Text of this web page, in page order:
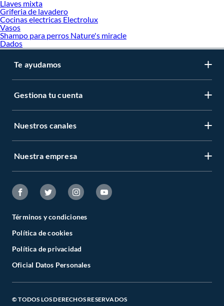
Llaves mixta
Griferia de lavadero
Cocinas electricas Electrolux
Vasos
Shampo para perros Nature's miracle
Dados
Te ayudamos
Gestiona tu cuenta
Nuestros canales
Nuestra empresa
Términos y condiciones
Política de cookies
Política de privacidad
Oficial Datos Personales
© TODOS LOS DERECHOS RESERVADOS